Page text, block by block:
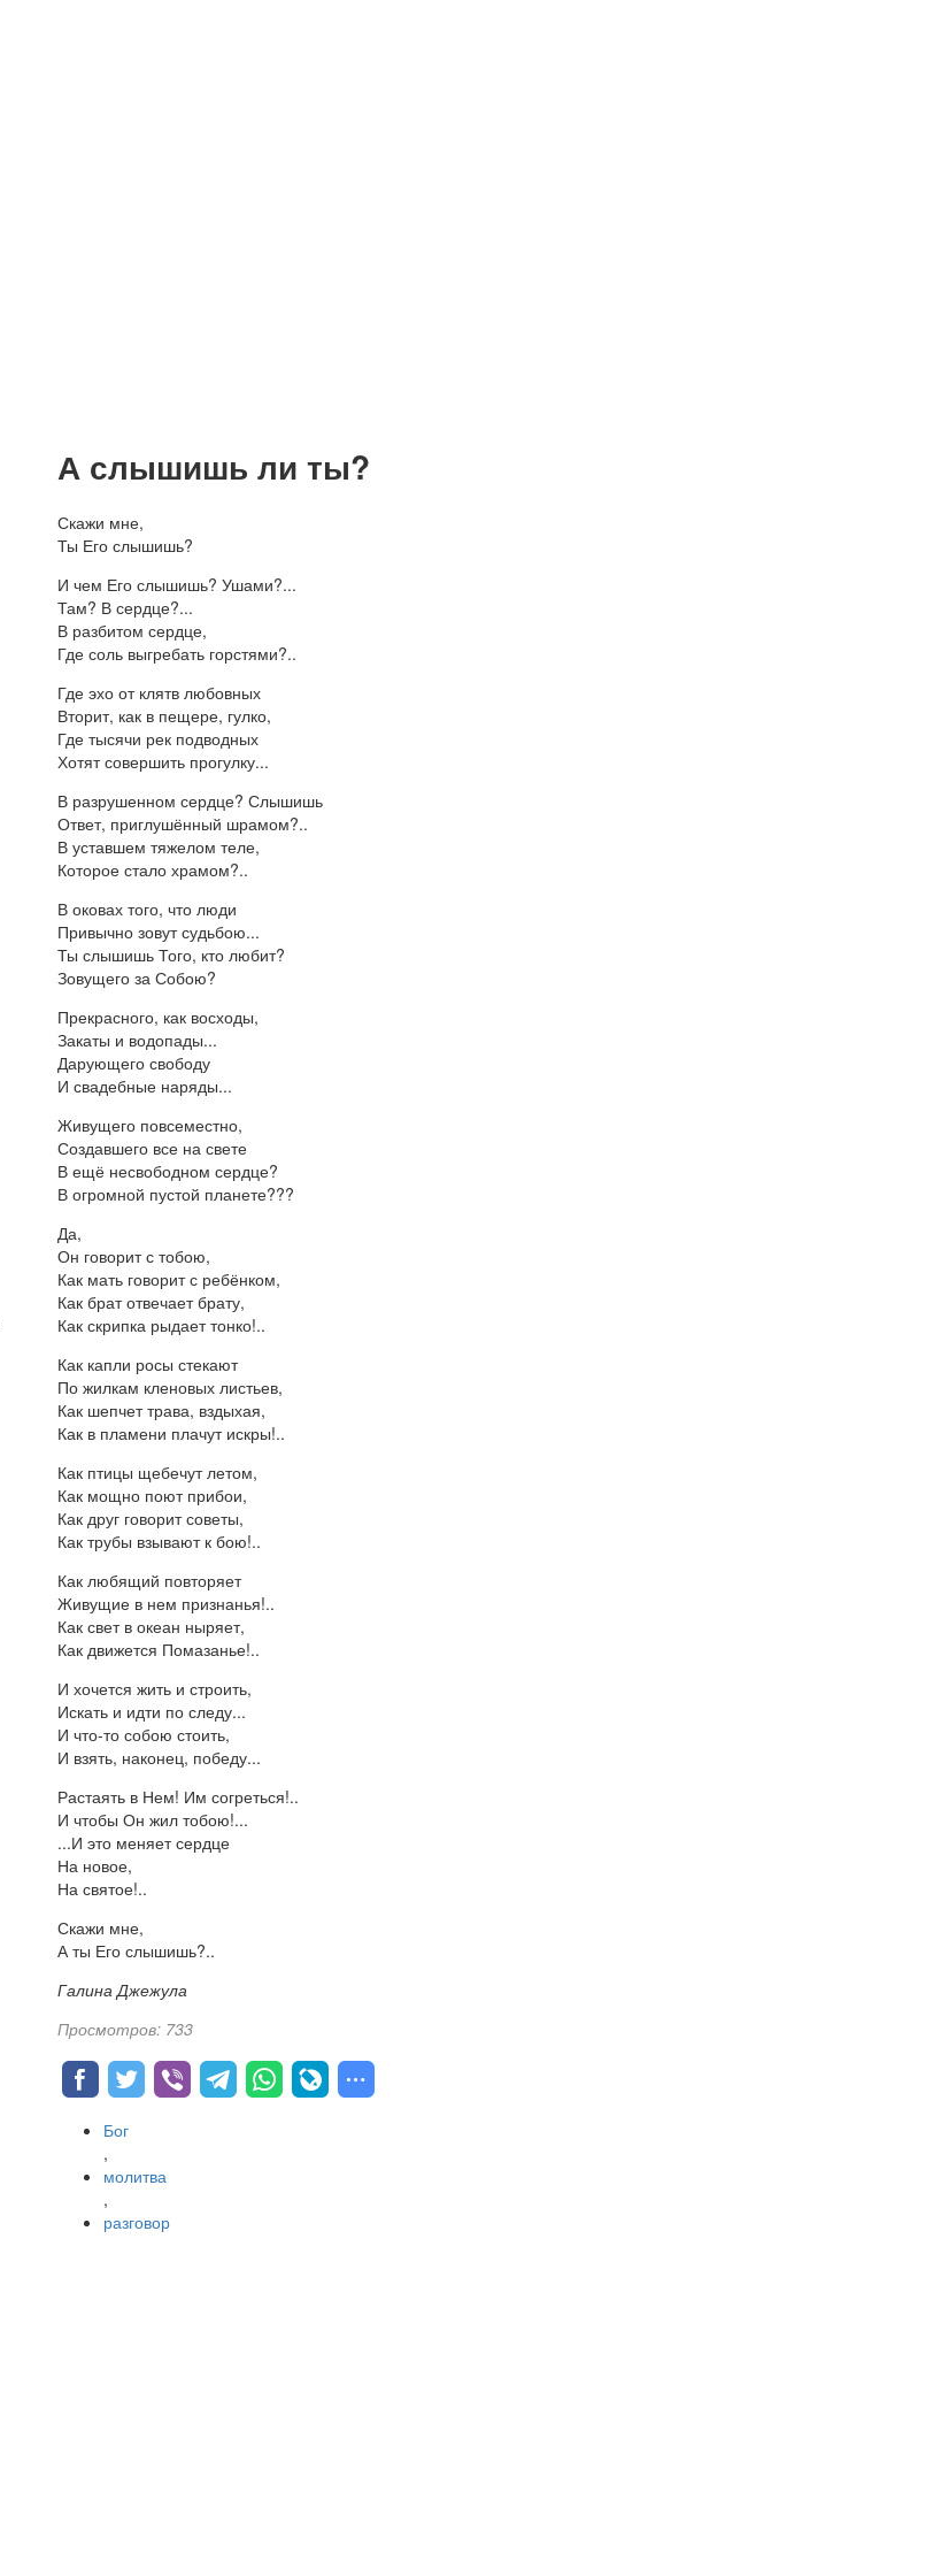
А слышишь ли ты?
Скажи мне,
Ты Его слышишь?
И чем Его слышишь? Ушами?...
Там? В сердце?...
В разбитом сердце,
Где соль выгребать горстями?..
Где эхо от клятв любовных
Вторит, как в пещере, гулко,
Где тысячи рек подводных
Хотят совершить прогулку...
В разрушенном сердце? Слышишь
Ответ, приглушённый шрамом?..
В уставшем тяжелом теле,
Которое стало храмом?..
В оковах того, что люди
Привычно зовут судьбою...
Ты слышишь Того, кто любит?
Зовущего за Собою?
Прекрасного, как восходы,
Закаты и водопады...
Дарующего свободу
И свадебные наряды...
Живущего повсеместно,
Создавшего все на свете
В ещё несвободном сердце?
В огромной пустой планете???
Да,
Он говорит с тобою,
Как мать говорит с ребёнком,
Как брат отвечает брату,
Как скрипка рыдает тонко!..
Как капли росы стекают
По жилкам кленовых листьев,
Как шепчет трава, вздыхая,
Как в пламени плачут искры!..
Как птицы щебечут летом,
Как мощно поют прибои,
Как друг говорит советы,
Как трубы взывают к бою!..
Как любящий повторяет
Живущие в нем признанья!..
Как свет в океан ныряет,
Как движется Помазанье!..
И хочется жить и строить,
Искать и идти по следу...
И что-то собою стоить,
И взять, наконец, победу...
Растаять в Нем! Им согреться!..
И чтобы Он жил тобою!...
...И это меняет сердце
На новое,
На святое!..
Скажи мне,
А ты Его слышишь?..
Галина Джежула
Просмотров: 733
Бог
,
молитва
,
разговор